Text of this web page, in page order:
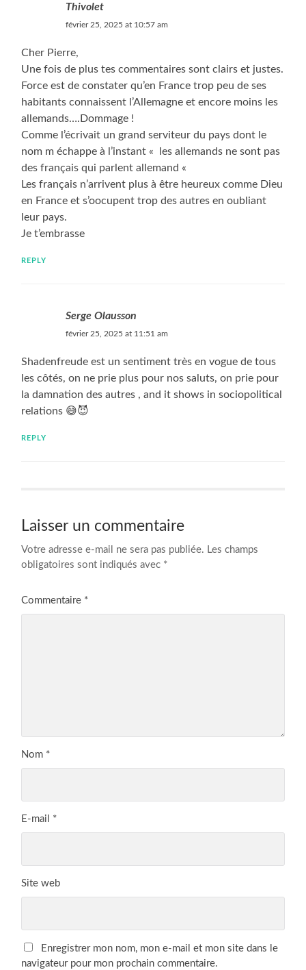
Thivolet
février 25, 2025 at 10:57 am
Cher Pierre,
Une fois de plus tes commentaires sont clairs et justes.
Force est de constater qu’en France trop peu de ses
habitants connaissent l’Allemagne et encore moins les
allemands….Dommage !
Comme l’écrivait un grand serviteur du pays dont le
nom m échappe à l’instant « les allemands ne sont pas
des français qui parlent allemand «
Les français n’arrivent plus à être heureux comme Dieu
en France et s’oocupent trop des autres en oubliant
leur pays.
Je t’embrasse
REPLY
Serge Olausson
février 25, 2025 at 11:51 am
Shadenfreude est un sentiment très en vogue de tous
les côtés, on ne prie plus pour nos saluts, on prie pour
la damnation des autres , and it shows in sociopolitical
relations 😅😈
REPLY
Laisser un commentaire
Votre adresse e-mail ne sera pas publiée. Les champs
obligatoires sont indiqués avec *
Commentaire *
Nom *
E-mail *
Site web
Enregistrer mon nom, mon e-mail et mon site dans le
navigateur pour mon prochain commentaire.